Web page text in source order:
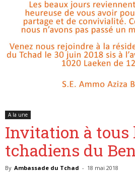
A la une
Invitation à tous
tchadiens du
By Ambassade du Tchad - 18 mai 2018